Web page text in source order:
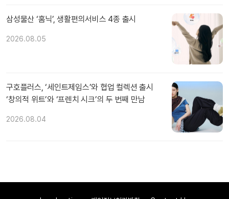
삼성물산 ‘홈닉’, 생활편의서비스 4종 출시
2026.08.05
구호플러스, ‘세인트제임스’와 협업 컬렉션 출시
‘창의적 위트’와 ‘프렌치 시크’의 두 번째 만남
2026.08.04